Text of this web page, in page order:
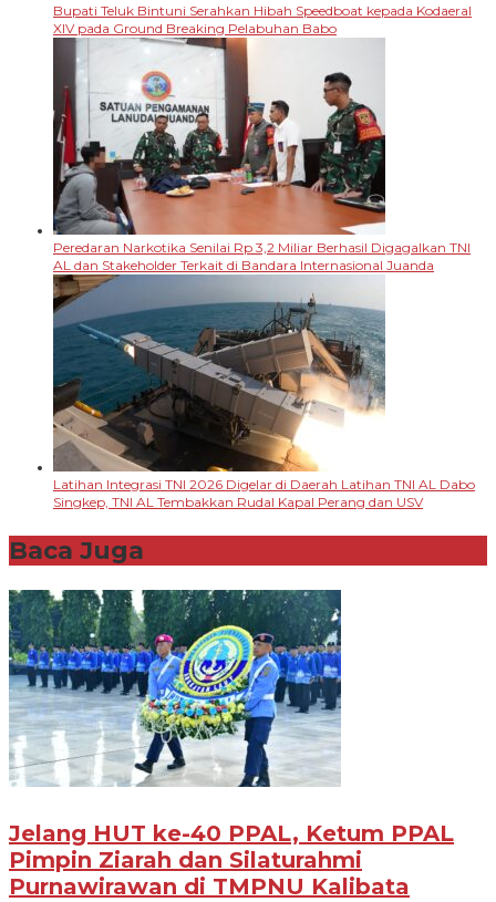
Bupati Teluk Bintuni Serahkan Hibah Speedboat kepada Kodaeral
XIV pada Ground Breaking Pelabuhan Babo
Peredaran Narkotika Senilai Rp 3,2 Miliar Berhasil Digagalkan TNI
AL dan Stakeholder Terkait di Bandara Internasional Juanda
Latihan Integrasi TNI 2026 Digelar di Daerah Latihan TNI AL Dabo
Singkep, TNI AL Tembakkan Rudal Kapal Perang dan USV
Baca Juga
Jelang HUT ke-40 PPAL, Ketum PPAL
Pimpin Ziarah dan Silaturahmi
Purnawirawan di TMPNU Kalibata